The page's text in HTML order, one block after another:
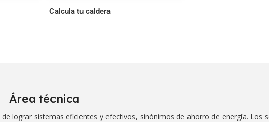
Calcula tu caldera
Área técnica
lograr sistemas eficientes y efectivos, sinónimos de ahorro de energía. Los